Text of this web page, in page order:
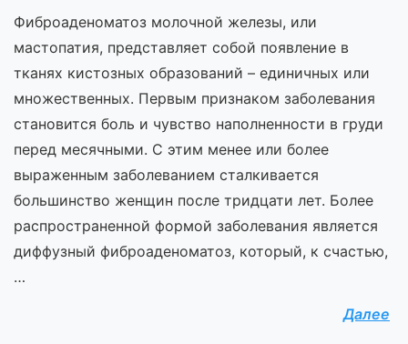
Фиброаденоматоз молочной железы, или
мастопатия, представляет собой появление в
тканях кистозных образований – единичных или
множественных. Первым признаком заболевания
становится боль и чувство наполненности в груди
перед месячными. С этим менее или более
выраженным заболеванием сталкивается
большинство женщин после тридцати лет. Более
распространенной формой заболевания является
диффузный фиброаденоматоз, который, к счастью,
…
Далее